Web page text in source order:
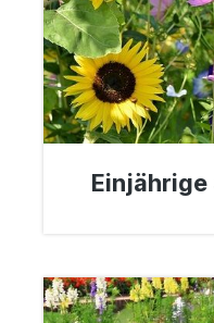
Einjährige